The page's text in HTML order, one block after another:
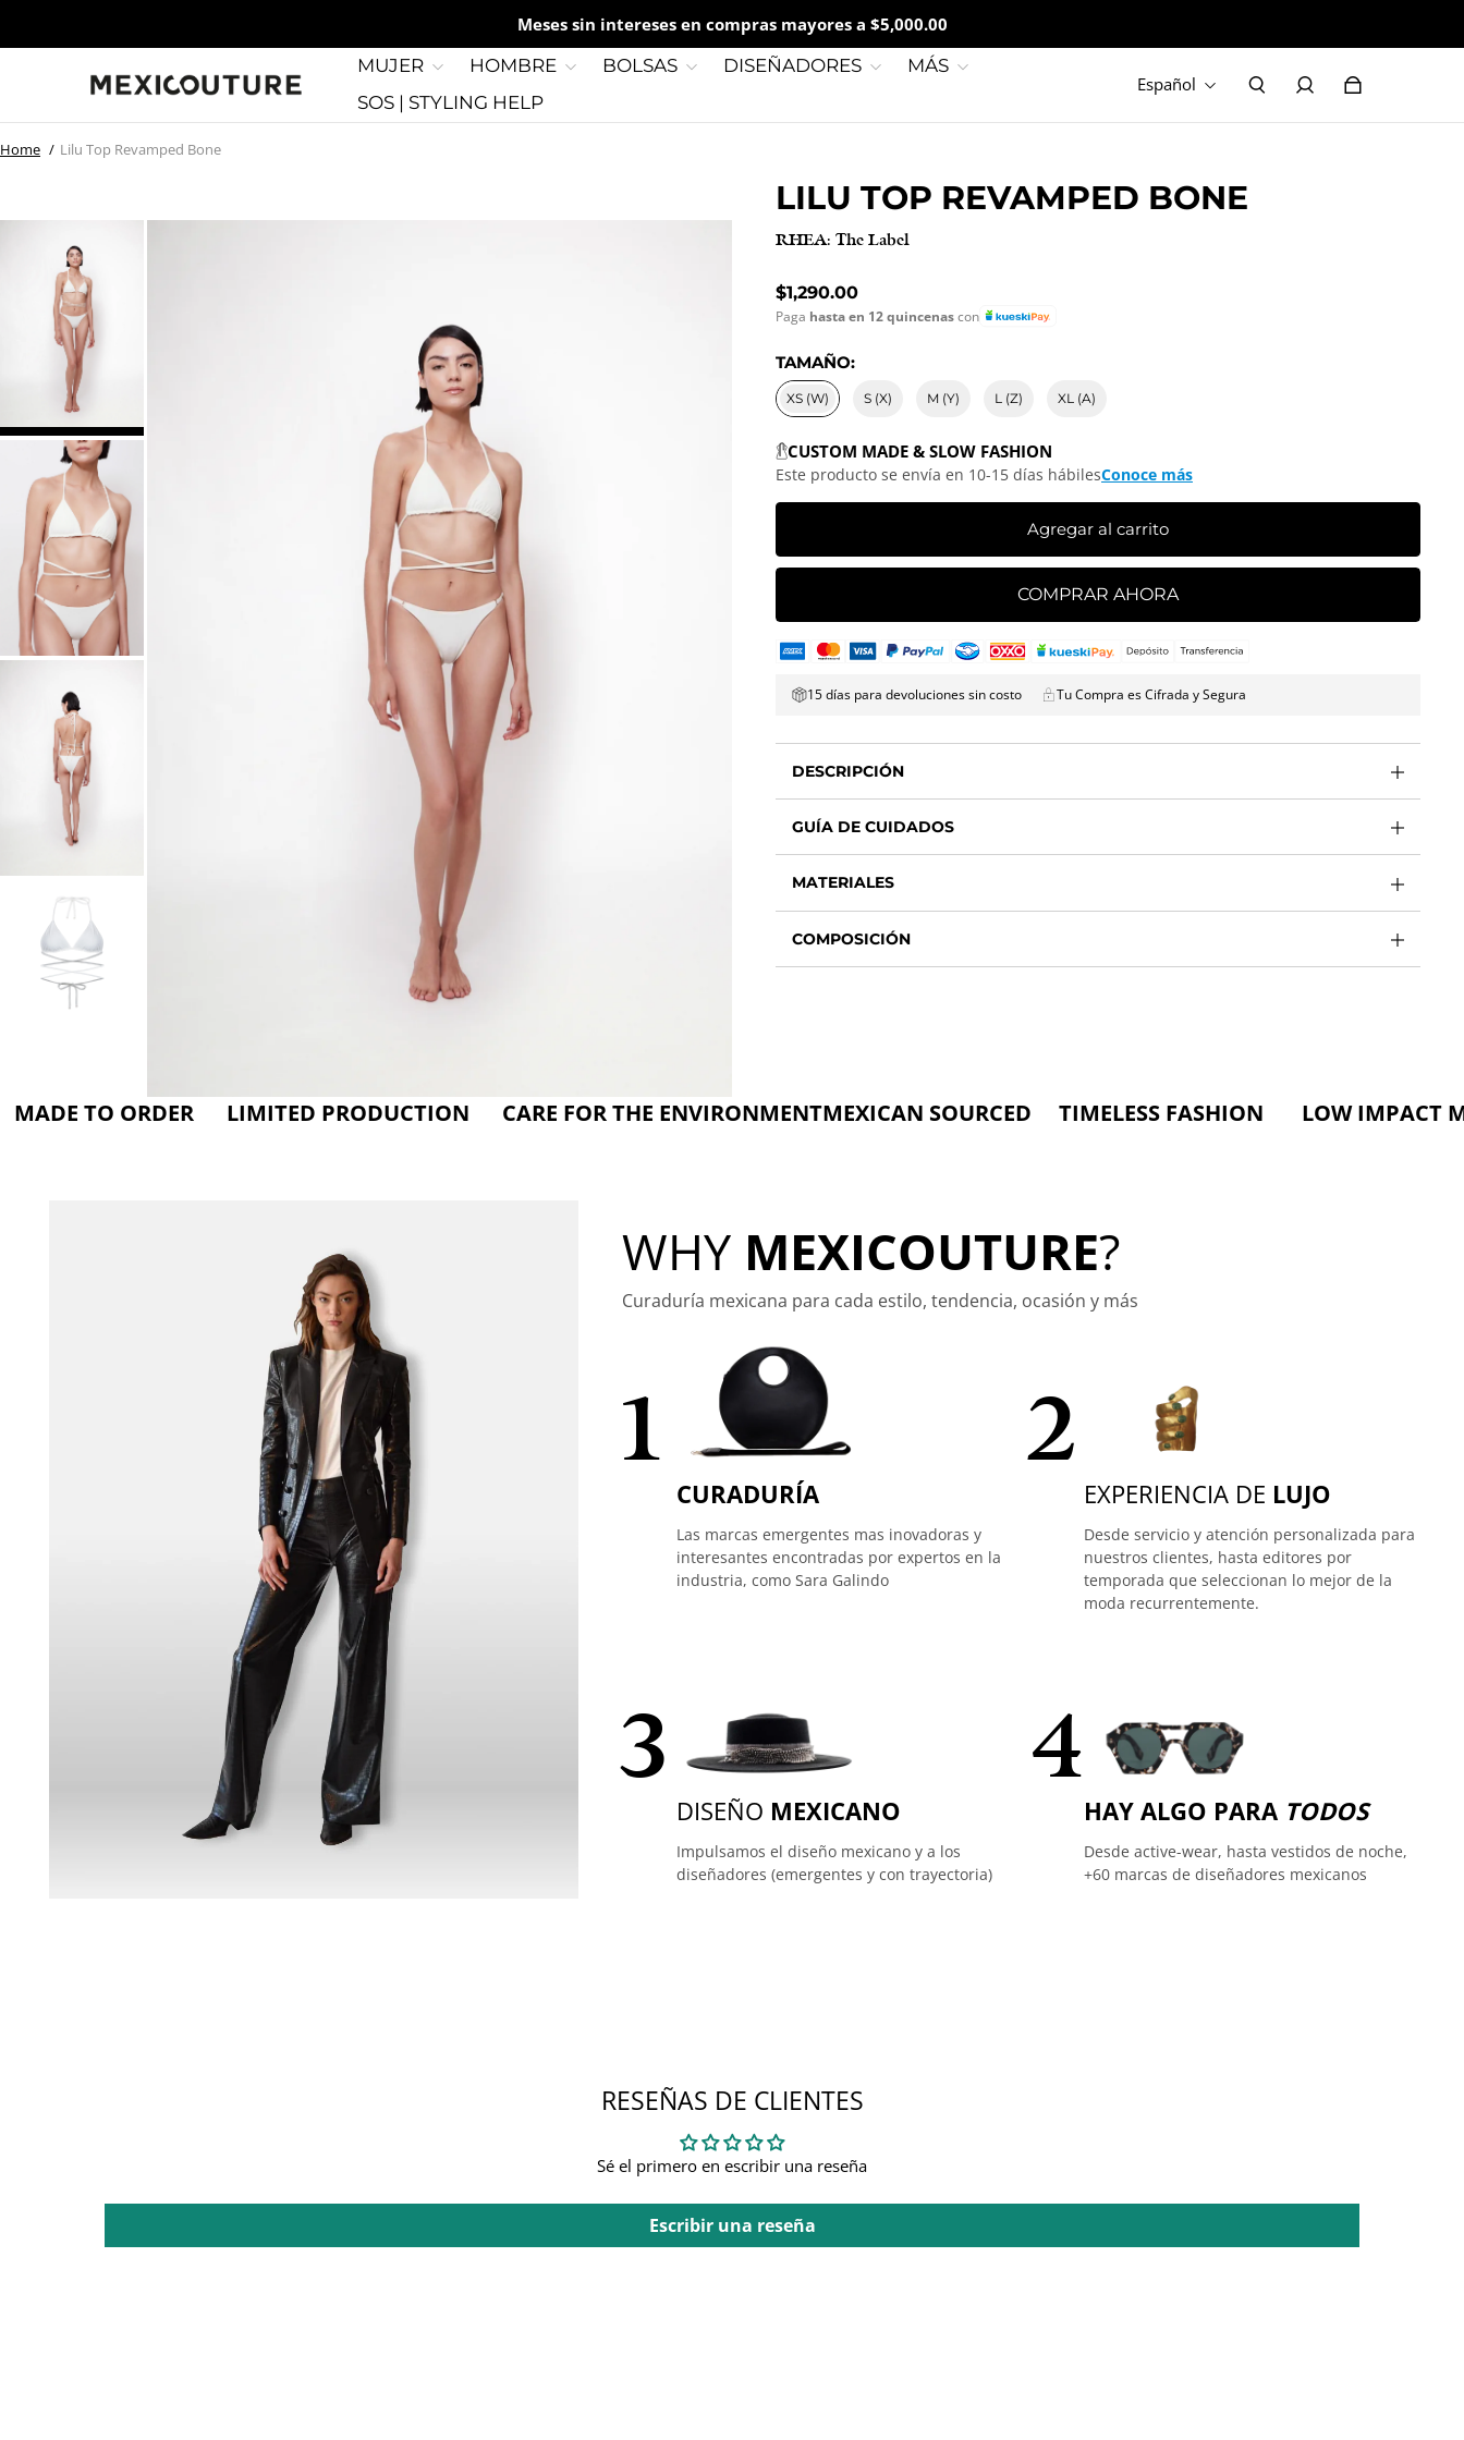
Meses sin intereses en compras mayores a $5,000.00
MUJER HOMBRE BOLSAS DISEÑADORES
MÁS
SOS | STYLING HELP
Español
Home Lilu Top Revamped Bone
LILU TOP REVAMPED BONE
RHEA: The Label
Precio normal
$1,290.00
Paga hasta en 12 quincenascon
TAMAÑO:
XS (W) S (X) M (Y) L (Z) XL (A)
CUSTOM MADE & SLOW FASHION
Este producto se envía en 10-15 días hábilesConoce más
Agregar al carrito
COMPRAR AHORA
15 días para devoluciones sin costo Tu Compra es Cifrada y Segura
DESCRIPCIÓN
GUÍA DE CUIDADOS
MATERIALES
COMPOSICIÓN
LIMITED PRODUCTION CARE FOR THE ENVIRONMENTMEXICAN SOURCED TIMELESS FASHION LOW IMPACT
WHY MEXICOUTURE?
Curaduría mexicana para cada estilo, tendencia, ocasión y más
1
CURADURÍA
Las marcas emergentes mas inovadoras y
interesantes encontradas por expertos en la
industria, como Sara Galindo
2
EXPERIENCIA DE LUJO
Desde servicio y atención personalizada para
nuestros clientes, hasta editores por
temporada que seleccionan lo mejor de la
moda recurrentemente.
3
DISEÑO MEXICANO
Impulsamos el diseño mexicano y a los
diseñadores (emergentes y con trayectoria)
4
HAY ALGO PARA TODOS
Desde active-wear, hasta vestidos de noche,
+60 marcas de diseñadores mexicanos
RESEÑAS DE CLIENTES
Sé el primero en escribir una reseña
Escribir una reseña